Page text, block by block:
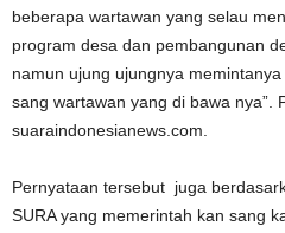
beberapa wartawan yang selau
program desa dan pembangunan
namun ujung ujungnya
sang wartawan yang di bawa nya”.
suaraindonesianews.com.
Pernyataan tersebut juga
SURA yang memerintah kan sang